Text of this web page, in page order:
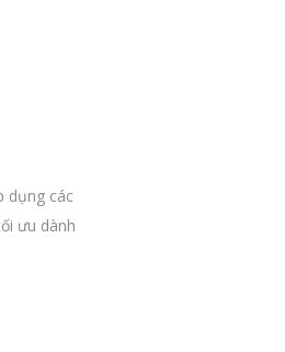
dụng các
ưu dành